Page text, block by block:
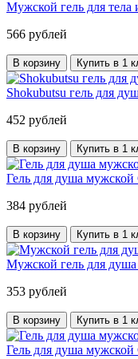
Мужской гель для тела
566 рублей
В корзину Купить в 1
Shokubutsu гель для
452 рублей
В корзину Купить в 1
Гель для душа
384 рублей
В корзину Купить в 1
Мужской гель для
353 рублей
В корзину Купить в 1
Гель для душа